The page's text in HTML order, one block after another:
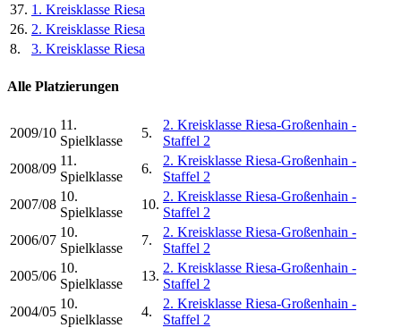
37. 1. Kreisklasse Riesa
26. 2. Kreisklasse Riesa
8.
3. Kreisklasse Riesa
Alle Platzierungen
2009/10
11.
Spielklasse
5.
2. Kreisklasse Riesa-Großenhain -
Staffel 2
2008/09
11.
Spielklasse
6.
2. Kreisklasse Riesa-Großenhain -
Staffel 2
2007/08
10.
Spielklasse
10.
2. Kreisklasse Riesa-Großenhain -
Staffel 2
2006/07
10.
Spielklasse
7.
2. Kreisklasse Riesa-Großenhain -
Staffel 2
2005/06
10.
Spielklasse
13.
2. Kreisklasse Riesa-Großenhain -
Staffel 2
2004/05
10.
Spielklasse
4.
2. Kreisklasse Riesa-Großenhain -
Staffel 2